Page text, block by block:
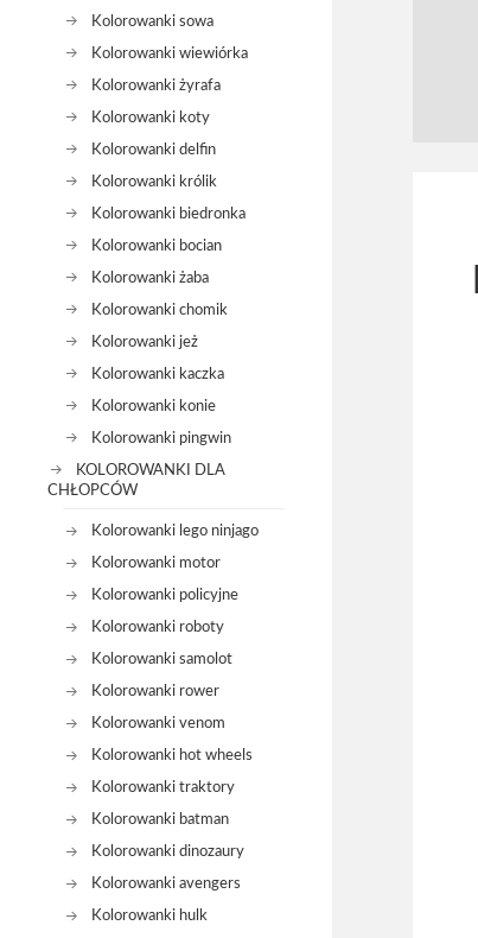
Kolorowanki sowa
Kolorowanki wiewiórka
Kolorowanki żyrafa
Kolorowanki koty
Kolorowanki delfin
Kolorowanki królik
Kolorowanki biedronka
Kolorowanki bocian
Kolorowanki żaba
Kolorowanki chomik
Kolorowanki jeż
Kolorowanki kaczka
Kolorowanki konie
Kolorowanki pingwin
KOLOROWANKI DLA
CHŁOPCÓW
Kolorowanki lego ninjago
Kolorowanki motor
Kolorowanki policyjne
Kolorowanki roboty
Kolorowanki samolot
Kolorowanki rower
Kolorowanki venom
Kolorowanki hot wheels
Kolorowanki traktory
Kolorowanki batman
Kolorowanki dinozaury
Kolorowanki avengers
Kolorowanki hulk